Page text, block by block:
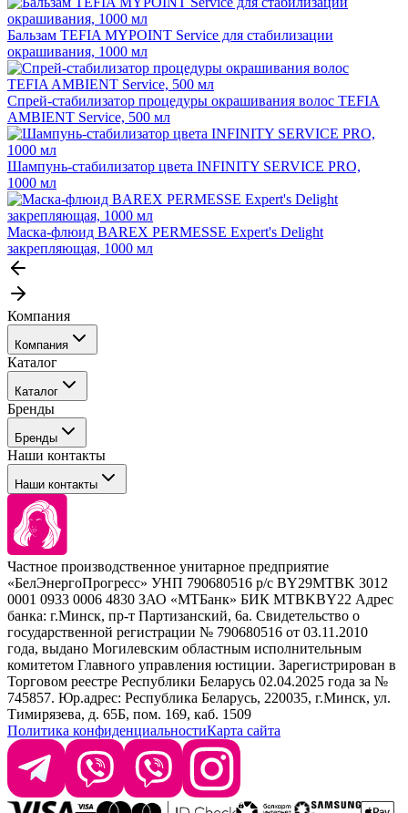
Бальзам TEFIA MYPOINT Service для стабилизации
окрашивания, 1000 мл
Спрей-стабилизатор процедуры окрашивания волос TEFIA
AMBIENT Service, 500 мл
Шампунь-стабилизатор цвета INFINITY SERVICE PRO,
1000 мл
Маска-флюид BAREX PERMESSE Expert's Delight
закрепляющая, 1000 мл
Компания
Компания
События
Покупателю
Каталог
Каталог
Профессиональные средства для окрашивания волос
Сервисные средства
Уход
Стайлинг
Брови и ресницы
Барберинг
Наборы
Расходные материалы
Бренды
Бренды
Tefia
Concept
Kezy
Barex
Sim Sensitive
Kebren
Selective Professional
White Line
Наши контакты
Наши контакты
+ 375 44 7233514
+ 375 29 1649505
info@krasabel.by
Офис: г. Минск, ул. Тимирязева 65Б, офис 1509
Склад: г. Минск, ул. Домбровская, 15
Время работы: пн–чт 9:00–17:30, пт 9:00–17:00
Частное производственное унитарное предприятие
«БелЭнергоПрогресс» УНП 790680516 р/с BY29MTBK 3012
0001 0933 0006 4830 ЗАО «МТБанк» БИК MTBKBY22 Адрес
банка: г.Минск, пр-т Партизанский, 6а. Свидетельство о
государственной регистрации № 790680516 от 03.11.2010
года, выдано Могилевским областным исполнительным
комитетом Главного управления юстиции. Зарегистрирован в
Торговом реестре Республики Беларусь 02.04.2025 года за №
745857. Юр.адрес: Республика Беларусь, 220035, г.Минск, ул.
Тимирязева, д. 65Б, пом. 169, каб. 1509
Политика конфиденциальностиКарта сайта